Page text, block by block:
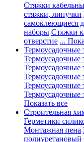
Стяжки
стяжки, липучки
самоклеющиеся
наборы Стяжки
отверстие ...
Термоусадочные
Термоусадочные
Термоусадочные
Термоусадочные
Термоусадочные
Термоусадочные
Показать все
Строительная
Герметики
Монтажная пена
полиуретановый